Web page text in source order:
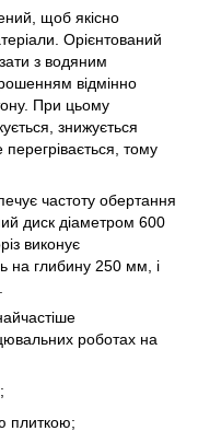
щоб якісно
Орієнтований
з водяним
відмінно
При цьому
знижується
перегрівається, тому
частоту обертання
диск діаметром 600
виконує
на глибину 250 мм, і
роботах на
плиткою;